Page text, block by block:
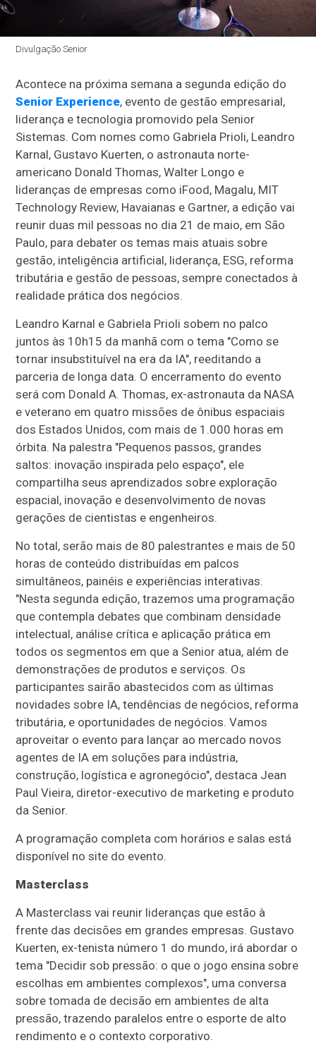
Divulgação Senior
Acontece na próxima semana a segunda edição do
Senior Experience, evento de gestão empresarial,
liderança e tecnologia promovido pela Senior
Sistemas. Com nomes como Gabriela Prioli, Leandro
Karnal, Gustavo Kuerten, o astronauta norte-
americano Donald Thomas, Walter Longo e
lideranças de empresas como iFood, Magalu, MIT
Technology Review, Havaianas e Gartner, a edição vai
reunir duas mil pessoas no dia 21 de maio, em São
Paulo, para debater os temas mais atuais sobre
gestão, inteligência artificial, liderança, ESG, reforma
tributária e gestão de pessoas, sempre conectados à
realidade prática dos negócios.
Leandro Karnal e Gabriela Prioli sobem no palco
juntos às 10h15 da manhã com o tema "Como se
tornar insubstituível na era da IA", reeditando a
parceria de longa data. O encerramento do evento
será com Donald A. Thomas, ex-astronauta da NASA
e veterano em quatro missões de ônibus espaciais
dos Estados Unidos, com mais de 1.000 horas em
órbita. Na palestra "Pequenos passos, grandes
saltos: inovação inspirada pelo espaço", ele
compartilha seus aprendizados sobre exploração
espacial, inovação e desenvolvimento de novas
gerações de cientistas e engenheiros.
No total, serão mais de 80 palestrantes e mais de 50
horas de conteúdo distribuídas em palcos
simultâneos, painéis e experiências interativas.
"Nesta segunda edição, trazemos uma programação
que contempla debates que combinam densidade
intelectual, análise crítica e aplicação prática em
todos os segmentos em que a Senior atua, além de
demonstrações de produtos e serviços. Os
participantes sairão abastecidos com as últimas
novidades sobre IA, tendências de negócios, reforma
tributária, e oportunidades de negócios. Vamos
aproveitar o evento para lançar ao mercado novos
agentes de IA em soluções para indústria,
construção, logística e agronegócio", destaca Jean
Paul Vieira, diretor-executivo de marketing e produto
da Senior.
A programação completa com horários e salas está
disponível no site do evento.
Masterclass
A Masterclass vai reunir lideranças que estão à
frente das decisões em grandes empresas. Gustavo
Kuerten, ex-tenista número 1 do mundo, irá abordar o
tema "Decidir sob pressão: o que o jogo ensina sobre
escolhas em ambientes complexos", uma conversa
sobre tomada de decisão em ambientes de alta
pressão, trazendo paralelos entre o esporte de alto
rendimento e o contexto corporativo.